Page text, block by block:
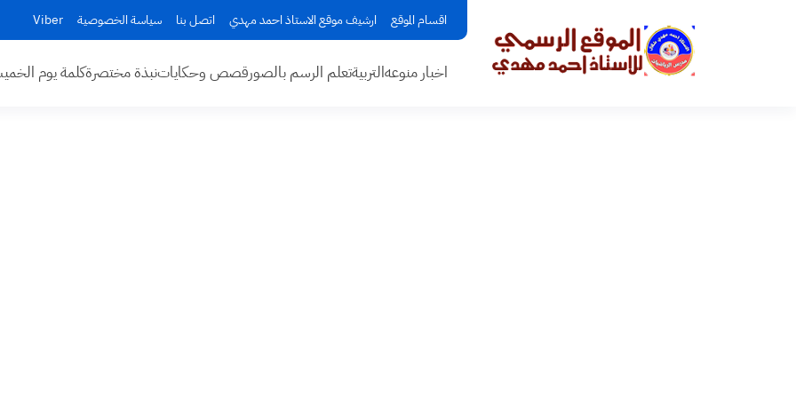
اقسام الموقع ارشيف موقع الاستاذ احمد مهدي اتصل بنا سياسة الخصوصية Viber
اخبار منوعهالتربيةتعلم الرسم بالصورقصص وحكاياتنبذة مختصرةكلمة يوم